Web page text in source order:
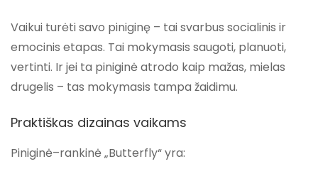
Vaikui turėti savo piniginę – taisvarbus socialinis ir
emocinis etapas. Tai mokymasis saugoti, planuoti,
vertinti. Ir jei ta piniginė atrodo kaip mažas, mielas
drugelis – tas mokymasis tampa žaidimu.
Praktiškas dizainas vaikams
Piniginė–rankinė „Butterfly“ yra: